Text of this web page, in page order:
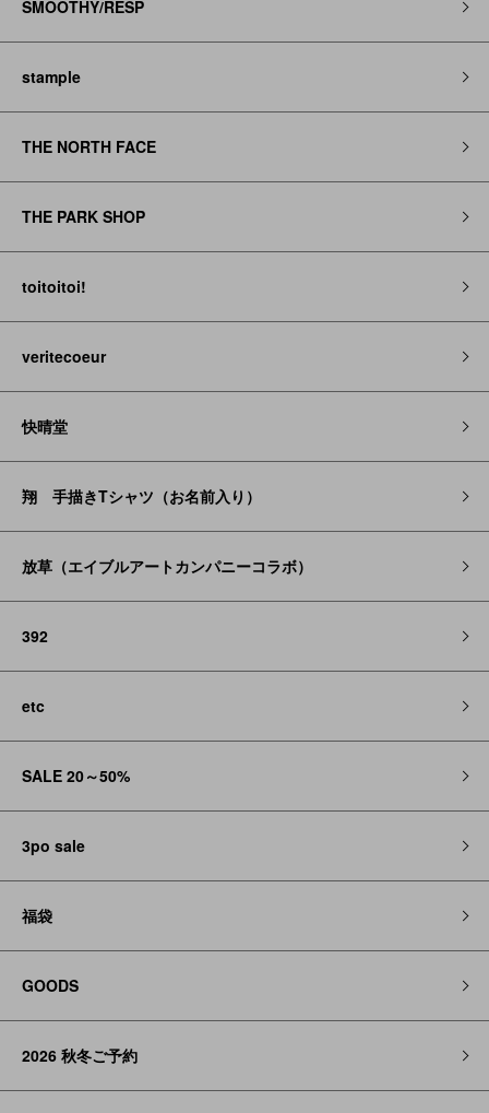
SMOOTHY/RESP
stample
THE NORTH FACE
THE PARK SHOP
toitoitoi!
veritecoeur
快晴堂
翔 手描きTシャツ（お名前入り）
放草（エイブルアートカンパニーコラボ）
392
etc
SALE 20～50%
3po sale
福袋
GOODS
2026 秋冬ご予約